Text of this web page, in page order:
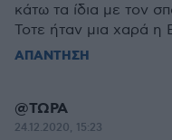
κάτω τα ίδια με τον
Τοτε ήταν μια χαρά η
ΑΠΑΝΤΗΣΗ
@ΤΩΡΑ
24.12.2020, 15:23